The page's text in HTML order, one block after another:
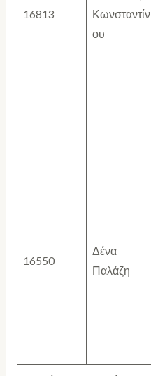
16813
Κωνσταντίν
ου
16550
Δένα
Παλάζη